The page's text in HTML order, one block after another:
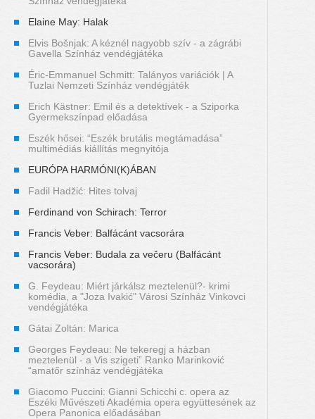
Elaine May: Halak
Elvis Bošnjak: A kéznél nagyobb szív - a zágrábi
Gavella Színház vendégjátéka
Éric-Emmanuel Schmitt: Talányos variációk | A
Tuzlai Nemzeti Színház vendégjáték
Erich Kästner: Emil és a detektívek - a Sziporka
Gyermekszínpad előadása
Eszék hősei: “Eszék brutális megtámadása”
multimédiás kiállítás megnyitója
EURÓPA HARMÓNI(K)ÁBAN
Fadil Hadžić: Hites tolvaj
Ferdinand von Schirach: Terror
Francis Veber: Balfácánt vacsorára
Francis Veber: Budala za večeru (Balfácánt
vacsorára)
G. Feydeau: Miért járkálsz meztelenül?- krimi
komédia, a "Joza Ivakić" Városi Színház Vinkovci
vendégjátéka
Gátai Zoltán: Marica
Georges Feydeau: Ne tekeregj a házban
meztelenül - a Vis szigeti” Ranko Marinković
“amatőr színház vendégjátéka
Giacomo Puccini: Gianni Schicchi c. opera az
Eszéki Művészeti Akadémia opera együttesének az
Opera Panonica előadásában